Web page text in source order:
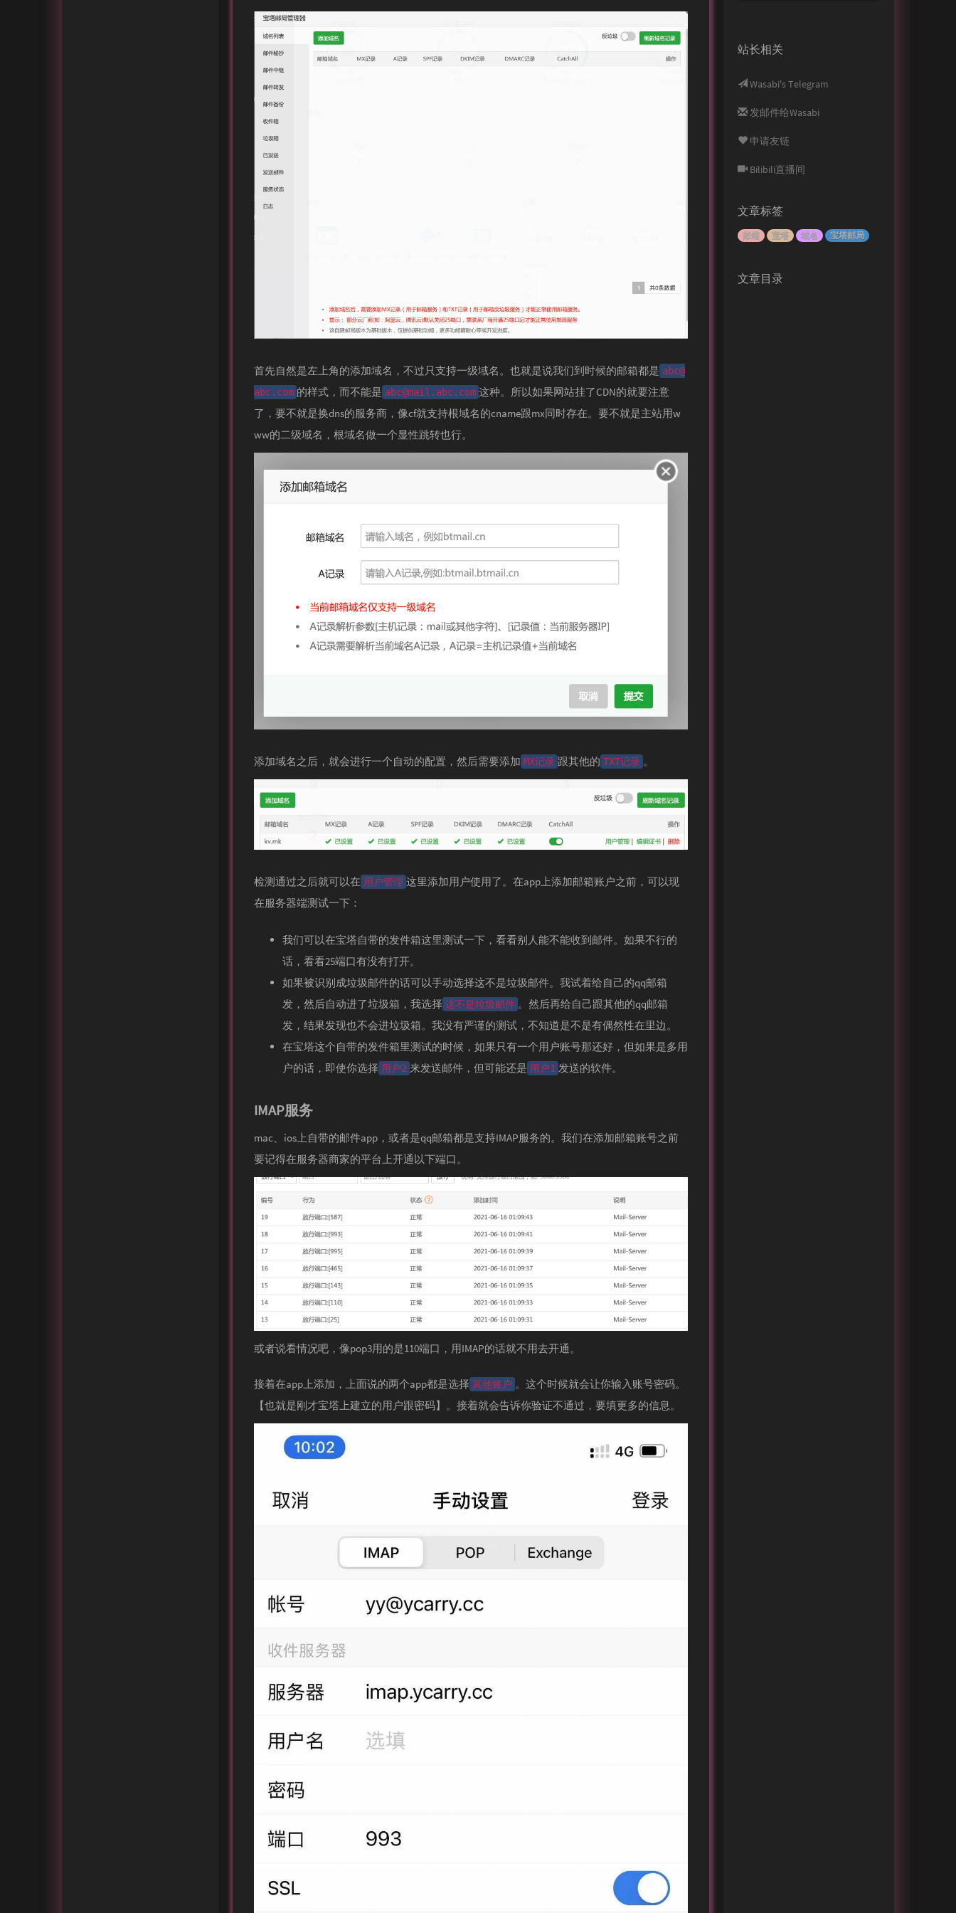
首先自然是左上角的添加域名，不过只支持一级域名。也就是说我们到时候的邮箱都是 abc@
abc.com 的样式，而不能是 abc@mail.abc.com 这种。所以如果网站挂了CDN的就要注意
了，要不就是换dns的服务商，像cf就支持根域名的cname跟mx同时存在。要不就是主站用w
ww的二级域名，根域名做一个显性跳转也行。
添加域名之后，就会进行一个自动的配置，然后需要添加 MX记录 跟其他的 TXT记录 。
检测通过之后就可以在 用户管理 这里添加用户使用了。在app上添加邮箱账户之前，可以现
在服务器端测试一下：
我们可以在宝塔自带的发件箱这里测试一下，看看别人能不能收到邮件。如果不行的
话，看看25端口有没有打开。
如果被识别成垃圾邮件的话可以手动选择这不是垃圾邮件。我试着给自己的qq邮箱
发，然后自动进了垃圾箱，我选择 这不是垃圾邮件 。然后再给自己跟其他的qq邮箱
发，结果发现也不会进垃圾箱。我没有严谨的测试，不知道是不是有偶然性在里边。
在宝塔这个自带的发件箱里测试的时候，如果只有一个用户账号那还好，但如果是多用
户的话，即使你选择 用户2 来发送邮件，但可能还是 用户1 发送的软件。
IMAP服务
mac、ios上自带的邮件app，或者是qq邮箱都是支持IMAP服务的。我们在添加邮箱账号之前
要记得在服务器商家的平台上开通以下端口。
或者说看情况吧，像pop3用的是110端口，用IMAP的话就不用去开通。
接着在app上添加，上面说的两个app都是选择 其他账户 。这个时候就会让你输入账号密码。
【也就是刚才宝塔上建立的用户跟密码】。接着就会告诉你验证不通过，要填更多的信息。
站长相关
Wasabi's Telegram
发邮件给Wasabi
申请友链
Bilibili直播间
文章标签
邮箱 宝塔 域名 宝塔邮局
文章目录